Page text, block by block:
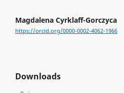
Magdalena Cyrklaff-Gorczyca
https://orcid.org/0000-0002-4062-1966
Downloads